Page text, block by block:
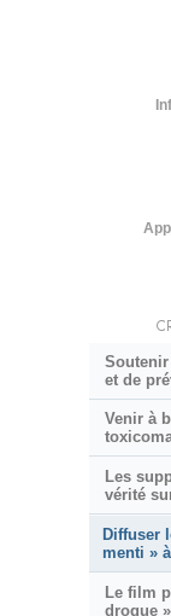
et de
Venir à
Les
vérité
Diffuser
menti »
Le film
drogue »